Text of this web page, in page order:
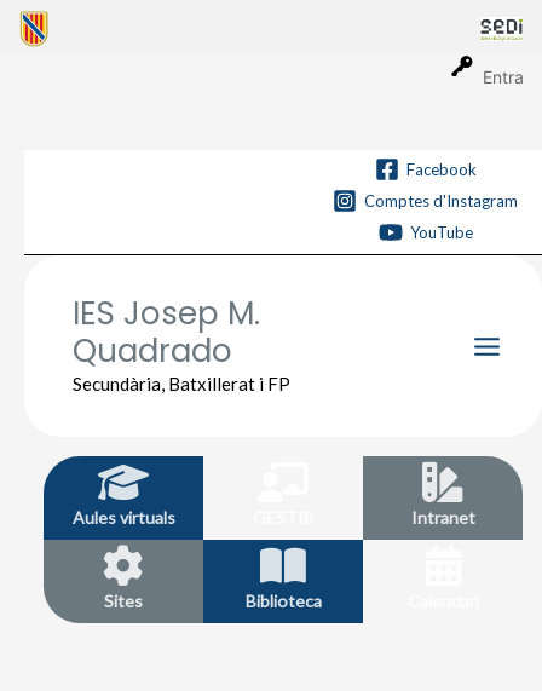
Entra
Vés
Facebook
Comptes d'Instagram
YouTube
IES Josep M.
Quadrado
Secundària, Batxillerat i FP
Aules virtuals Intranet
Sites Biblioteca